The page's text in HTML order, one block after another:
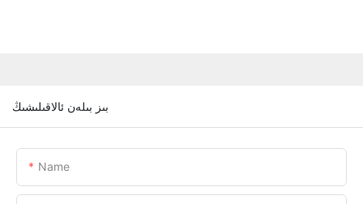
بىز بىلەن ئالاقىلىشىڭ
Name